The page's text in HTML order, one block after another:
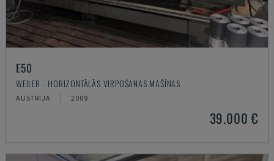
E50
WEILER - HORIZONTĀLĀS VIRPOŠANAS MAŠĪNAS
AUSTRIJA 2009
39.000 €